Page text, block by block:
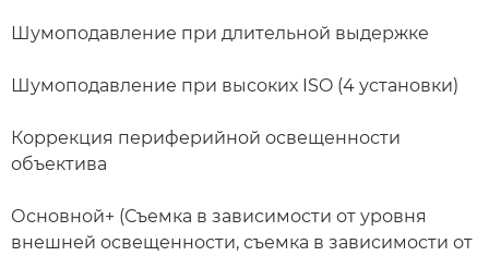
Шумоподавление при длительной выдержке
Шумоподавление при высоких ISO (4 установки)
Коррекция периферийной освещенности
объектива
Основной+ (Съемка в зависимости от уровня
внешней освещенности, съемка в зависимости от